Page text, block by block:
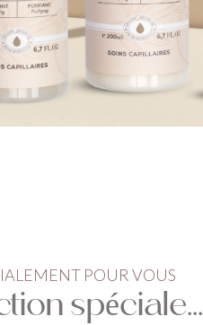
POUR VOUS
spéciale...